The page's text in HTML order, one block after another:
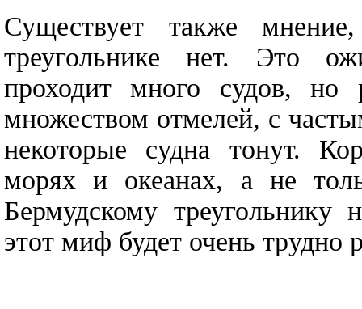
Существует также
треугольнике нет. Это
проходит много судов,
множеством отмелей, с
некоторые судна тонут.
морях и океанах, а не
Бермудскому треугольнику
этот миф будет очень трудно